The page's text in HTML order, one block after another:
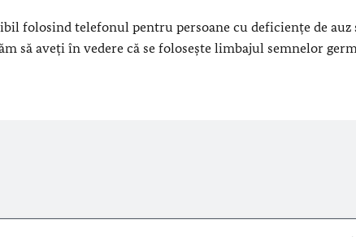
folosind telefonul pentru persoane cu deficiențe de auz
să aveți în vedere că se folosește limbajul semnelor